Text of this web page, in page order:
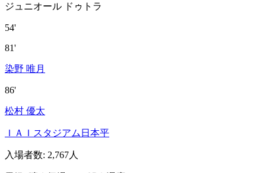
ジュニオール ドゥトラ
54'
81'
染野 唯月
86'
松村 優太
ＩＡＩスタジアム日本平
入場者数: 2,767人